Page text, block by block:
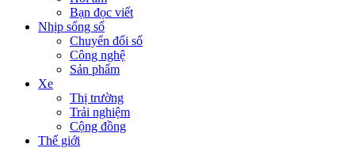
Bạn đọc viết
Nhịp sống số
Chuyển đổi số
Công nghệ
Sản phẩm
Xe
Thị trường
Trải nghiệm
Cộng đồng
Thế giới